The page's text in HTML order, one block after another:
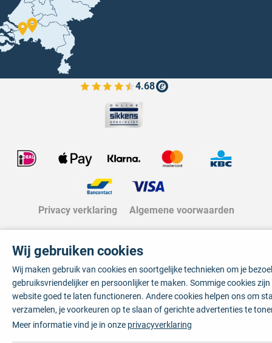
4.68
Bekijk de verfplaza beoordelingen
Privacy verklaring Algemene voorwaarden
Wij gebruiken cookies
Wij maken gebruik van cookies en soortgelijke technieken om je
gebruiksvriendelijker en persoonlijker te maken. Sommige cookies
website goed te laten functioneren. Andere cookies helpen ons om
verzamelen, je voorkeuren op te slaan of gerichte advertenties te
Meer informatie vind je in onze privacyverklaring